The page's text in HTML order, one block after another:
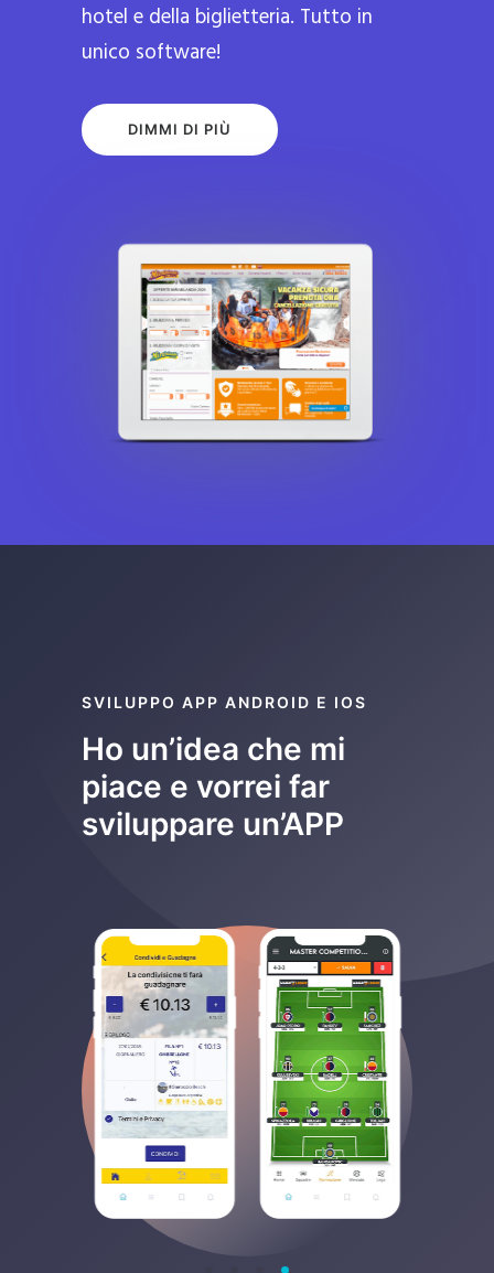
hotel e della biglietteria. Tutto in
unico software!
DIMMI DI PIÙ
SVILUPPO APP ANDROID E IOS
Ho un’idea che mi
piace e vorrei far
sviluppare un’APP